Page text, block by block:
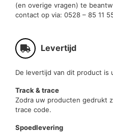
(en overige vragen) te
contact op via: 0528 – 85 11
Levertijd
De levertijd van dit product is
Track & trace
Zodra uw producten gedrukt
trace code.
Spoedlevering